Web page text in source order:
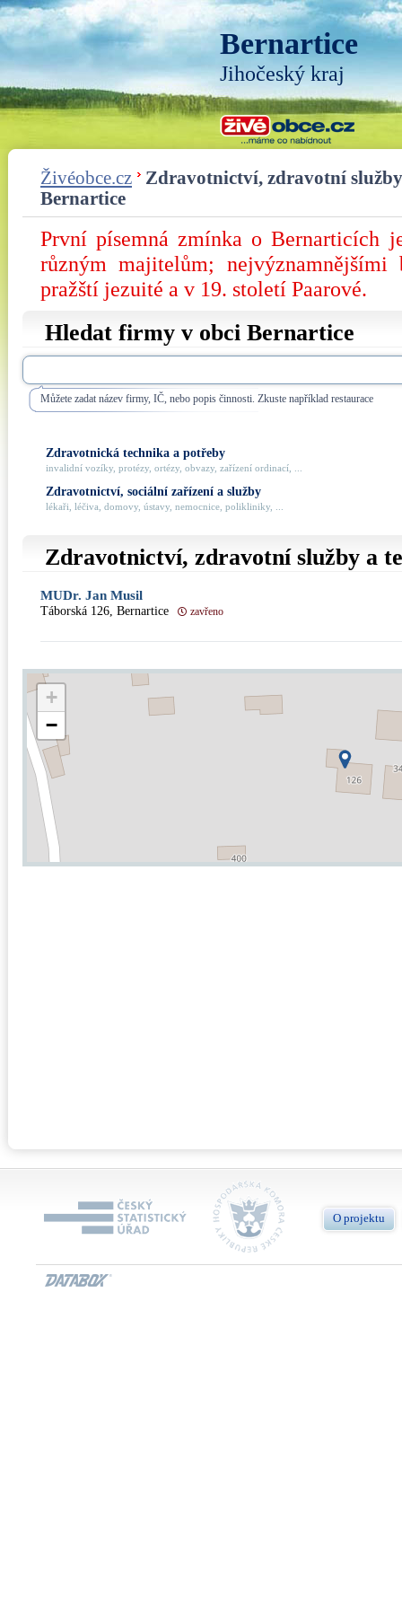
Bernartice
Jihočeský kraj
Živéobce.cz
Zdravotnictví, zdravotní
Bernartice
První písemná zmínka o Bernarticích
různým majitelům;
pražští jezuité a v 19. století Paarové.
Hledat firmy v obci Bernartice
Můžete zadat název firmy, IČ, nebo popis činnosti. Zkuste například restaurace
Zdravotnická technika a potřeby
invalidní vozíky, protézy, ortézy, obvazy, zařízení ordinací, ...
Zdravotnictví, sociální zařízení a služby
lékaři, léčiva, domovy, ústavy, nemocnice, polikliniky, ...
Zdravotnictví, zdravotní služby a
MUDr. Jan Musil
Táborská 126, Bernartice zavřeno
+
−
O projektu